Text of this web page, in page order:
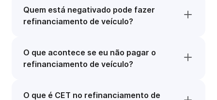
Quem está negativado pode fazer
refinanciamento de veículo?
O que acontece se eu não pagar o
refinanciamento de veículo?
O que é CET no refinanciamento de